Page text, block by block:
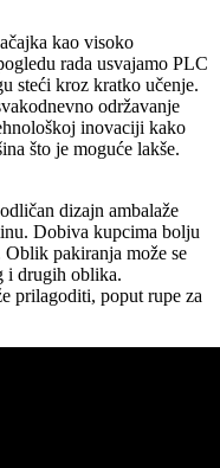
kao visoko
rada usvajamo PLC
steći kroz kratko učenje.
održavanje
inovaciji kako
što je moguće lakše.
dizajn ambalaže
Dobiva kupcima bolju
pakiranja može se
i drugih oblika.
prilagoditi, poput rupe za